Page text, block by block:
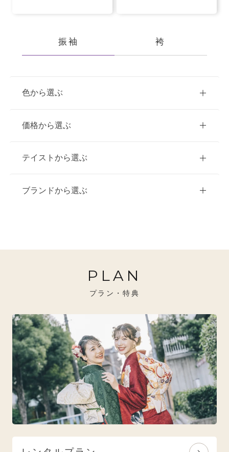
振袖 袴
色から選ぶ
赤
価格から選ぶ
ご購入
10万円台以下
20万円～26万円未満
26万円～31万円未満
テイストから選ぶ
クラシック
クール
ナチュラル
ブランドから選ぶ
イエベ秋におすすめ
ブルべ夏におすすめ
ブルべ冬におすすめ
特選技法
オリジナルブランド
人気モデルブランド
PLAN
プラン・特典